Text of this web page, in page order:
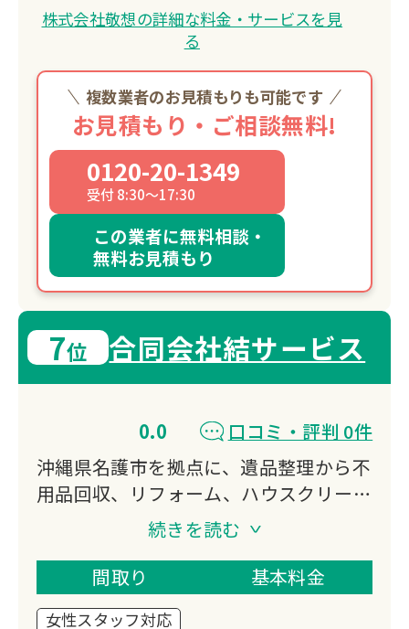
株式会社敬想の詳細な料金・サービスを見
る
複数業者のお見積もりも可能です
お見積もり・ご相談無料!
0120-20-1349
受付 8:30～17:30
この業者に無料相談・
無料お見積もり
7位 合同会社結サービス
0.0
口コミ・評判 0件
沖縄県名護市を拠点に、遺品整理から不
用品回収、リフォーム、ハウスクリーニ
ング、引っ越し作業まで幅広く対応。
年中無休でお客様のご要望にお応えし、
女性スタッフのみでの対応も可能です。
自社一貫対応でアフターフォローも充実
続きを読む
間取り
基本料金
女性スタッフ対応